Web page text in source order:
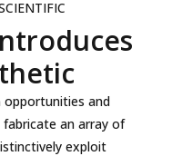
opportunities and
an array of
exploit